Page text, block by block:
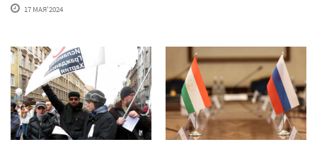
17 МАЯ'2024